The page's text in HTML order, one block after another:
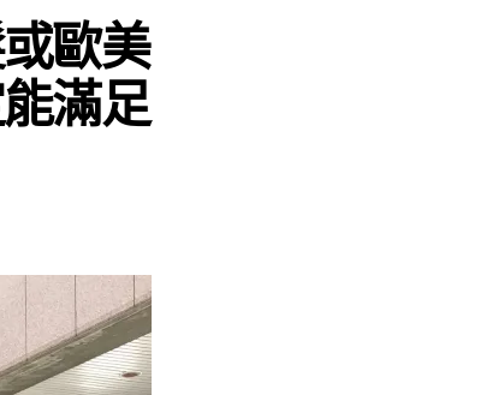
歐美
滿足